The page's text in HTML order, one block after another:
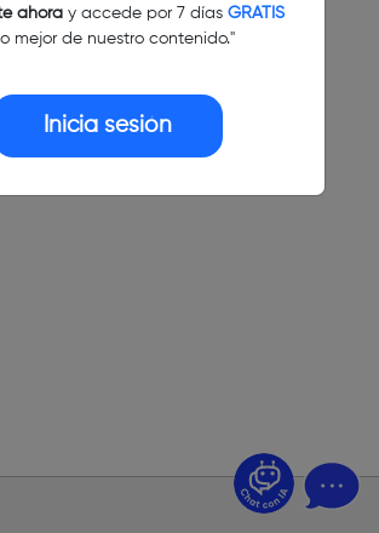
ahoray accede por 7 días GRATIS
mejor de nuestro contenido."
Inicia sesión